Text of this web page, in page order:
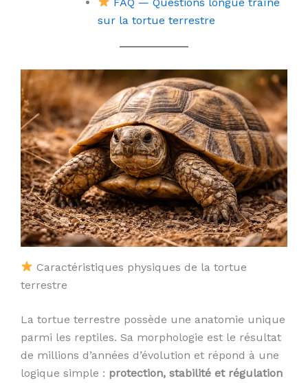
sur la tortue terrestre
Caractéristiques physiques de la tortue
terrestre
La tortue terrestre possède une anatomie unique
parmi les reptiles. Sa morphologie est le résultat
de millions d’années d’évolution et répond à une
logique simple : protection, stabilité et régulation